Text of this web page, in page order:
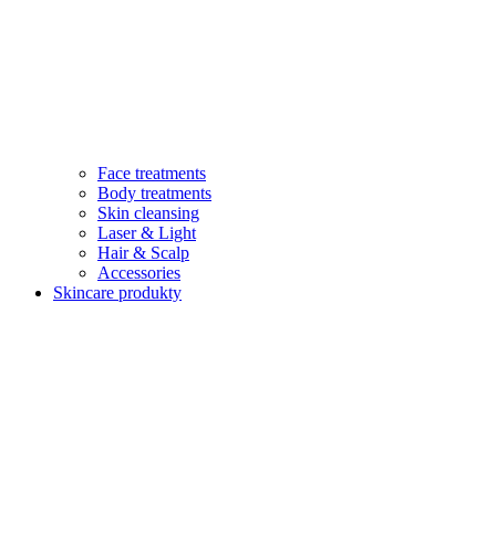
Face treatments
Body treatments
Skin cleansing
Laser & Light
Hair & Scalp
Accessories
Skincare produkty